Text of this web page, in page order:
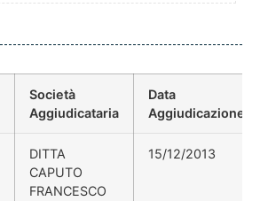
Società
Aggiudicataria
Data
Aggiudicazione
DITTA
CAPUTO
FRANCESCO
15/12/2013